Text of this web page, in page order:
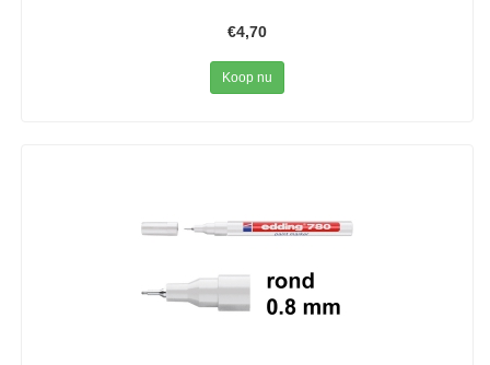
€4,70
Koop nu